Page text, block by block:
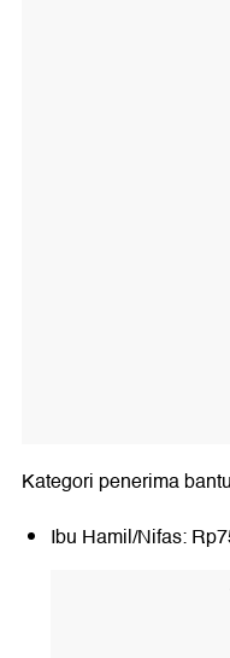
Kategori penerima
Ibu Hamil/Nifas: